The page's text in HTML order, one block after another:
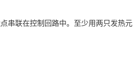
串联在控制回路中。至少用两只发热元